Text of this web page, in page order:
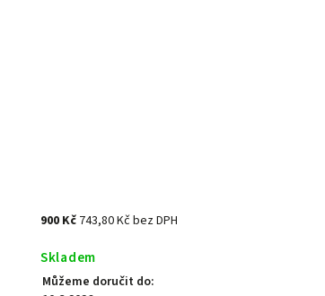
900 Kč 743,80 Kč bez DPH
Skladem
Můžeme doručit do: